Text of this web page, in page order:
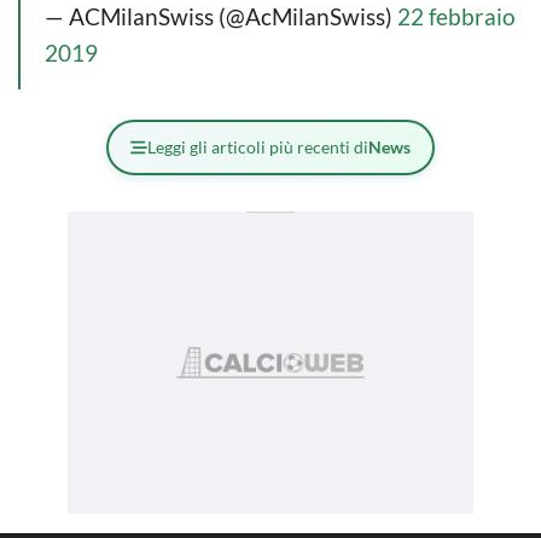
— ACMilanSwiss (@AcMilanSwiss) 22 febbraio
2019
Leggi gli articoli più recenti diNews